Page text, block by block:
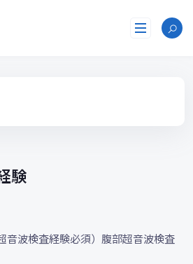
験
音波検査経験必須）腹部超音波検査